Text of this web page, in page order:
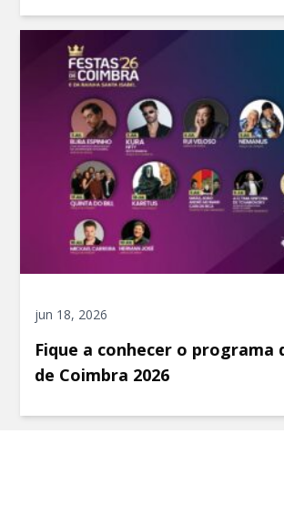
jun 18, 2026
Fique a conhecer o programa
de Coimbra 2026